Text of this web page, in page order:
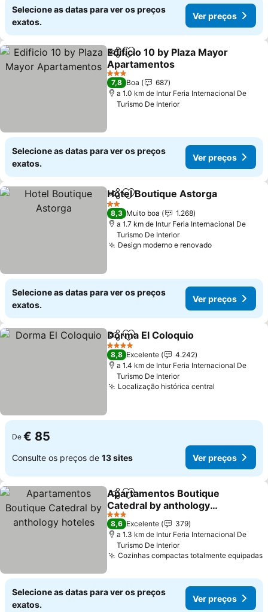
Selecione as datas para ver os preços
exatos.
Ver preços
PartilharAdicionar aos favoritos
Edificio 10 by Plaza Mayor
Apartamentos
3 Estrelas
7,8 Boa
687
a 1.0 km de Intur Feria Internacional De
Turismo De Interior
Selecione as datas para ver os preços
exatos.
Ver preços
PartilharAdicionar aos favoritos
Hotel Boutique Astorga
2 Estrelas
8,3 Muito boa
1.268
a 1.7 km de Intur Feria Internacional De
Turismo De Interior
Design moderno e renovado
Selecione as datas para ver os preços
exatos.
Ver preços
PartilharAdicionar aos favoritos
Dorma El Coloquio
4 Estrelas
8,8 Excelente
4.242
a 1.4 km de Intur Feria Internacional De
Turismo De Interior
Localização histórica central
De € 85
Consulte os preços de 13 sites Ver preços
PartilharAdicionar aos favoritos
Apartamentos Boutique
Catedral by anthology
hoteles
3 Estrelas
8,6 Excelente
379
a 1.3 km de Intur Feria Internacional De
Turismo De Interior
Cozinhas compactas totalmente equipadas
Selecione as datas para ver os preços
exatos.
Ver preços